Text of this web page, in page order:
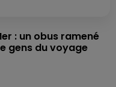
: un obus ramené
gens du voyage